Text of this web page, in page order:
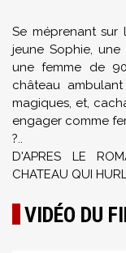
Se méprenant
jeune Sophie,
une femme de
château
magiques, et,
engager comme
?..
D'APRES LE
CHATEAU QUI
VIDÉO DU